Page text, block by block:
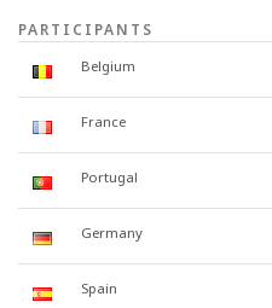
PARTICIPANTS
Belgium
France
Portugal
Germany
Spain